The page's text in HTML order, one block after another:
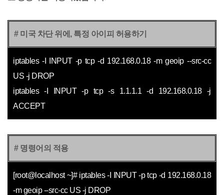
# 미국 차단 위에, 특정 아이피 허용하기
iptables -I INPUT -p tcp -d 192.168.0.18 -m geoip --src-cc
US -j DROP
iptables -I INPUT -p tcp -s 1.1.1.1 -d 192.168.0.18 -j
ACCEPT
# 명령어의 적용
[root@localhost ~]# iptables -I INPUT -p tcp -d 192.168.0.18
-m geoip --src-cc US -j DROP